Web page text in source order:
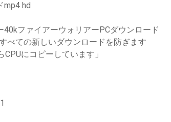
mp4 hd
ファイアーウォリアーPCダウンロード
べての新しいダウンロードを防ぎます
にコピーしています」